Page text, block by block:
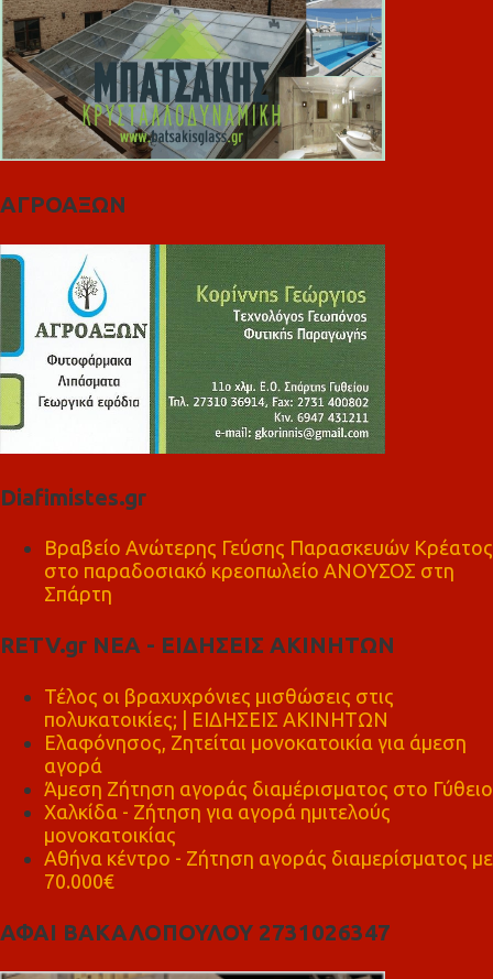
ΑΓΡΟΑΞΩΝ
Diafimistes.gr
Βραβείο Ανώτερης Γεύσης Παρασκευών Κρέατος
στο παραδοσιακό κρεοπωλείο ΑΝΟΥΣΟΣ στη
Σπάρτη
RETV.gr ΝΕΑ - ΕΙΔΗΣΕΙΣ ΑΚΙΝΗΤΩΝ
Τέλος οι βραχυχρόνιες μισθώσεις στις
πολυκατοικίες; | ΕΙΔΗΣΕΙΣ ΑΚΙΝΗΤΩΝ
Ελαφόνησος, Ζητείται μονοκατοικία για άμεση
αγορά
Άμεση Ζήτηση αγοράς διαμέρισματος στο Γύθειο
Χαλκίδα - Ζήτηση για αγορά ημιτελούς
μονοκατοικίας
Αθήνα κέντρο - Ζήτηση αγοράς διαμερίσματος με
70.000€
ΑΦΑΙ ΒΑΚΑΛΟΠΟΥΛΟΥ 2731026347